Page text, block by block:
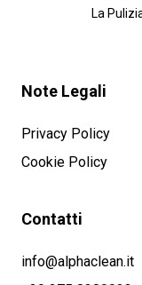
La
Note Legali
Privacy Policy
Cookie Policy
Contatti
info@alphaclean.it